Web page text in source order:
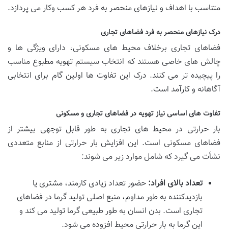
متناسب با اهداف و نیازهای منحصر به فرد هر کسب وکار می پردازد.
درک نیازهای منحصر به فرد فضاهای تجاری
فضاهای تجاری برخلاف محیط های مسکونی، دارای ویژگی ها و
چالش های خاصی هستند که انتخاب سیستم تهویه مطبوع مناسب
را پیچیده تر می کنند. درک این تفاوت ها اولین گام برای انتخابی
آگاهانه و کارآمد است.
تفاوت های اساسی نیاز تهویه در فضاهای تجاری و مسکونی
بار حرارتی در محیط های تجاری به طور قابل توجهی بیشتر از
فضاهای مسکونی است. این افزایش بار حرارتی از منابع متعددی
نشأت می گیرد که شامل موارد زیر می شوند:
تعداد بالای افراد: حضور تعداد زیادی کارمند، مشتری یا
بازدیدکننده به طور مداوم، منبع اصلی تولید گرما در فضاهای
تجاری است. بدن انسان به طور طبیعی گرما تولید می کند و
این گرما به بار حرارتی محیط افزوده می شود.